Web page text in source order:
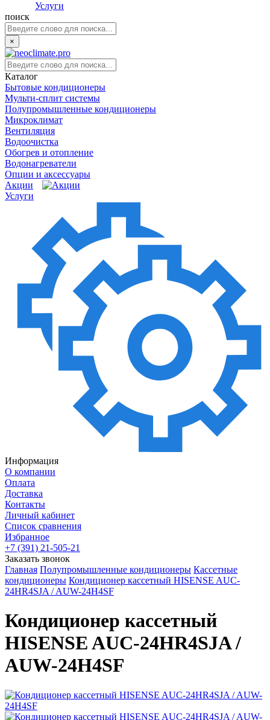
Услуги
поиск
×
Каталог
Бытовые кондиционеры
Мульти-сплит системы
Полупромышленные кондиционеры
Микроклимат
Вентиляция
Водоочистка
Обогрев и отопление
Водонагреватели
Опции и аксессуары
Акции
Услуги
Информация
О компании
Оплата
Доставка
Контакты
Личный кабинет
Список сравнения
Избранное
+7 (391) 21-505-21
Заказать звонок
Главная Полупромышленные кондиционеры Кассетные
кондиционеры Кондиционер кассетный HISENSE AUC-
24HR4SJA / AUW-24H4SF
Кондиционер кассетный
HISENSE AUC-24HR4SJA /
AUW-24H4SF